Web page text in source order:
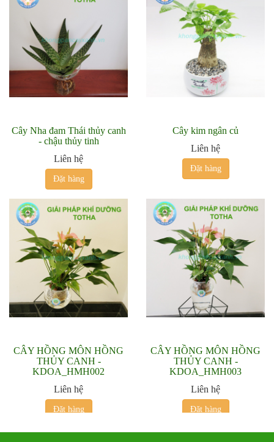
Cây Nha đam Thái thủy canh
- chậu thủy tinh
Liên hệ
Đặt hàng
Cây kim ngân củ
Liên hệ
Đặt hàng
CÂY HỒNG MÔN HỒNG
THỦY CANH -
KDOA_HMH002
Liên hệ
Đặt hàng
CÂY HỒNG MÔN HỒNG
THỦY CANH -
KDOA_HMH003
Liên hệ
Đặt hàng